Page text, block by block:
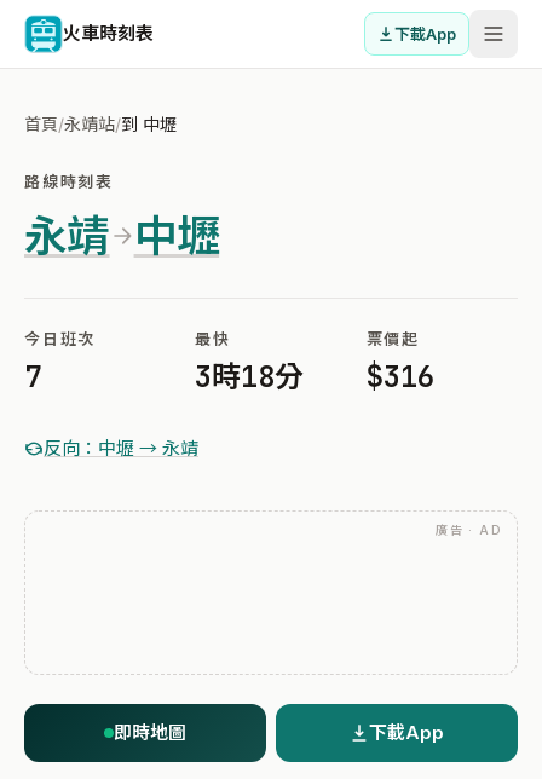
火車時刻表 下載App
首頁/永靖站/到 中壢
路線時刻表
永靖 中壢
今日班次
7
最快
3時18分
票價起
$316
反向：中壢 → 永靖
廣告 · AD
即時地圖 下載App